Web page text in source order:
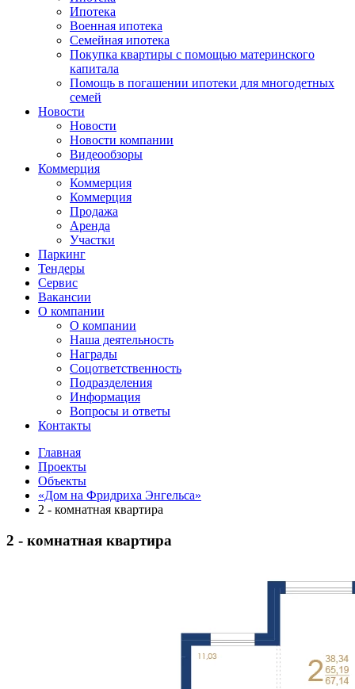
Ипотека
Военная ипотека
Семейная ипотека
Покупка квартиры с помощью материнского
капитала
Помощь в погашении ипотеки для многодетных
семей
Новости
Новости
Новости компании
Видеообзоры
Коммерция
Коммерция
Коммерция
Продажа
Аренда
Участки
Паркинг
Тендеры
Сервис
Вакансии
О компании
О компании
Наша деятельность
Награды
Соцответственность
Подразделения
Информация
Вопросы и ответы
Контакты
Главная
Проекты
Объекты
«Дом на Фридриха Энгельса»
2 - комнатная квартира
2 - комнатная квартира